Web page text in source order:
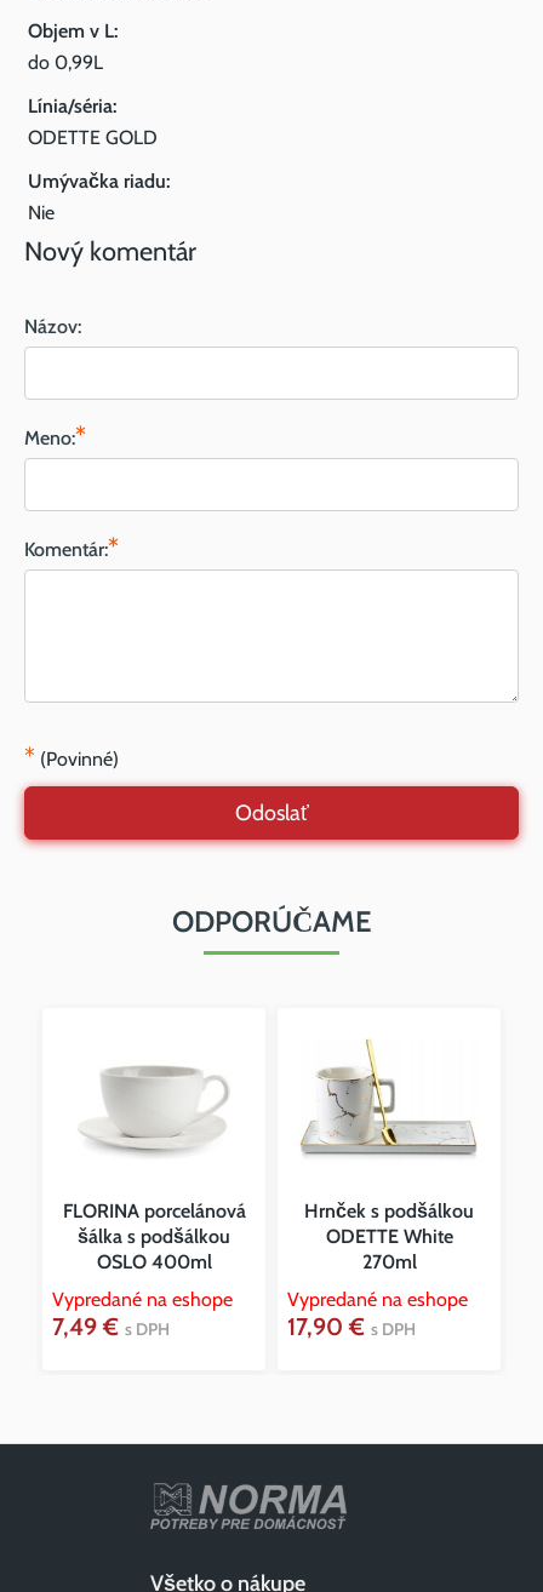
Objem v L:
do 0,99L
Línia/séria:
ODETTE GOLD
Umývačka riadu:
Nie
Nový komentár
Názov:
Meno:*
Komentár:*
* (Povinné)
Odoslať
ODPORÚČAME
FLORINA porcelánová
šálka s podšálkou
OSLO 400ml
Vypredané na eshope
7,49 € s DPH
Hrnček s podšálkou
ODETTE White
270ml
Vypredané na eshope
17,90 € s DPH
Všetko o nákupe